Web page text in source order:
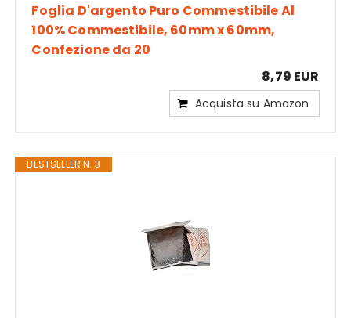
Foglia D'argento Puro Commestibile Al
100% Commestibile, 60mm x 60mm,
Confezione da 20
8,79 EUR
Acquista su Amazon
BESTSELLER N. 3